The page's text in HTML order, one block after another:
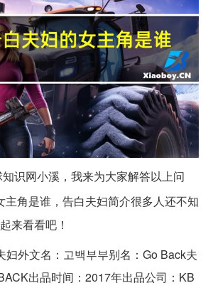
识网小溪，我来为大家解答以上问
主角是谁，告白夫妇简介很多人还不知
来看看吧！
妇外文名：고백부부别名：Go Back夫
出品时间：2017年出品公司：KB